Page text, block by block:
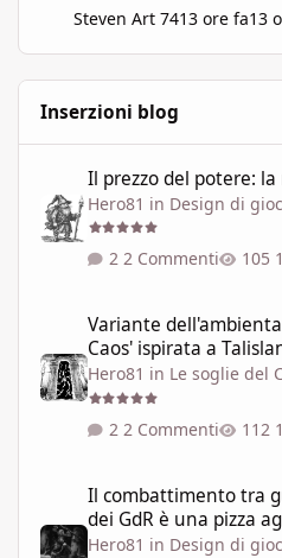
Steven Art 7413 ore fa13
Inserzioni blog
Il prezzo del potere: la
Hero81 in Design di
2 Commenti
Variante
Caos' ispirata a
Hero81 in Le soglie del
2 Commenti
Il combattimento tra
dei GdR è una pizza
Hero81 in Design di